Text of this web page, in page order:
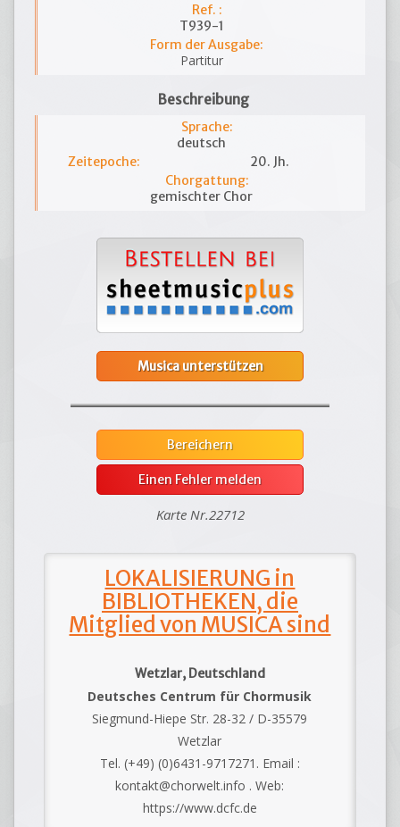
Ref. :
T939-1
Form der Ausgabe:
Partitur
Beschreibung
Sprache:
deutsch
Zeitepoche:
20. Jh.
Chorgattung:
gemischter Chor
Musica unterstützen
Bereichern
Einen Fehler melden
Karte Nr.22712
LOKALISIERUNG in
BIBLIOTHEKEN, die
Mitglied von MUSICA sind
Wetzlar, Deutschland
Deutsches Centrum für Chormusik
Siegmund-Hiepe Str. 28-32 / D-35579
Wetzlar
Tel. (+49) (0)6431-9717271. Email :
kontakt@chorwelt.info . Web:
https://www.dcfc.de